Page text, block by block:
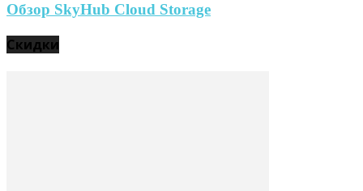
Обзор SkyHub Cloud Storage
Скидки